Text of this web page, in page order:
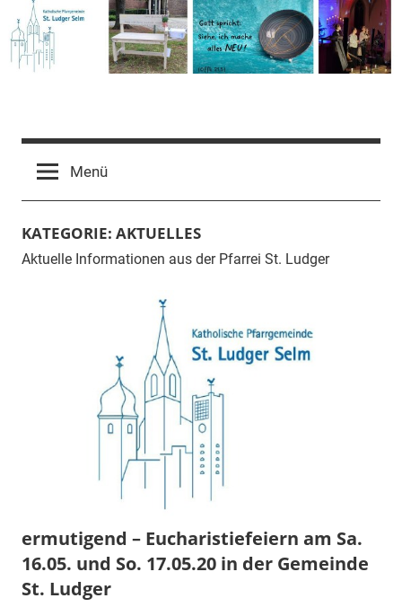
Inhalt
springen
Pfarrgemeinde
St.
Ludger
Selm
Menü
KATEGORIE: AKTUELLES
Aktuelle Informationen aus der Pfarrei St. Ludger
ermutigend – Eucharistiefeiern am Sa.
16.05. und So. 17.05.20 in der Gemeinde
St. Ludger